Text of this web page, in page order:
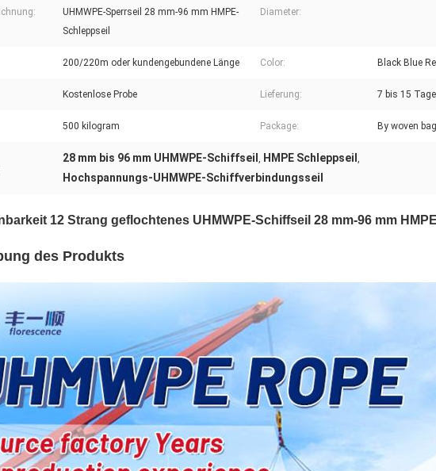
UHMWPE-Sperrseil 28 mm-96 mm HMPE-
Schleppseil
Diameter:
200/220m oder kundengebundene Länge Color: Black Blue
Kostenlose Probe Lieferung: 7 bis 15 Tage
500 kilogram Package: By woven
28 mm bis 96 mm UHMWPE-Schiffseil , HMPE Schleppseil ,
Hochspannungs-UHMWPE-Schiffverbindungsseil
12 Strang geflochtenes UHMWPE-Schiffseil 28 mm-96 mm
des Produkts